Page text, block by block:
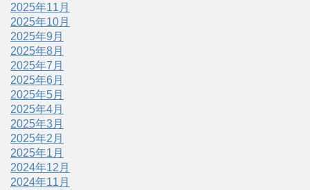
2025年11月
2025年10月
2025年9月
2025年8月
2025年7月
2025年6月
2025年5月
2025年4月
2025年3月
2025年2月
2025年1月
2024年12月
2024年11月